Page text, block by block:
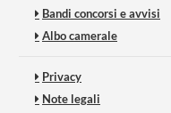
Bandi concorsi e avvisi
Albo camerale
Privacy
Note legali